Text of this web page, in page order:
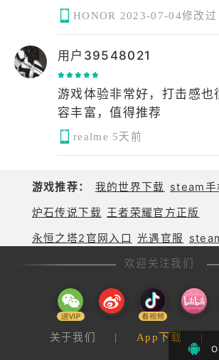
HONOR 2023-07-04修改过
用户39548021
游戏体验非常好，打击感也
容丰富，值得推荐
realme 5天前
游戏推荐： 我的世界下载 steam手
炉石传说下载 王者荣耀官方正版
永恒之塔2官网入口 光遇官服
欢迎关注我们
关于我们 | App下载 |